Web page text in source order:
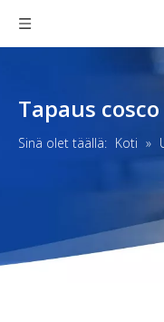
Tapaus cosco
Sinä olet täällä: Koti »